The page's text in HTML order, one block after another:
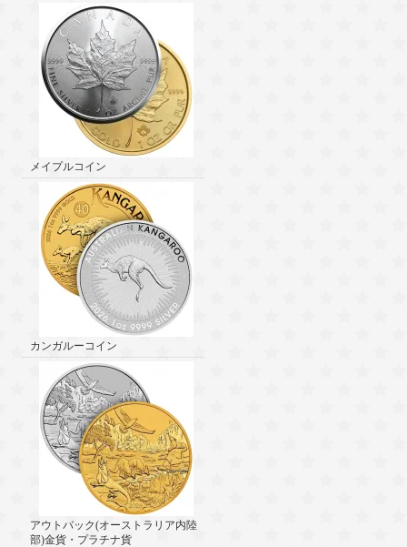
メイプルコイン
カンガルーコイン
アウトバック(オーストラリア内陸
部)金貨・プラチナ貨